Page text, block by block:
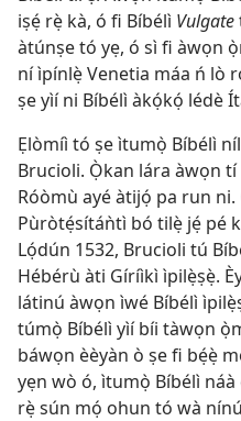
iṣẹ́ rẹ̀ kà, ó fi Bíbélì Vulgate
àtúnṣe tó yẹ, ó sì fi àwọn
ní ìpínlẹ̀ Venetia máa ń lò
ṣe yìí ni Bíbélì àkọ́kọ́ lédè
Ẹlòmíì tó ṣe ìtumọ̀ Bíbélì
Brucioli. Ọ̀kan lára àwọn
Róòmù ayé àtijọ́ pa run
Pùròtẹ́sítáǹtì bó tilẹ̀ jẹ́ pé
Lọ́dún 1532, Brucioli tú
Hébérù àti Gíríìkì ìpilẹ̀ṣẹ̀.
látinú àwọn ìwé Bíbélì
túmọ̀ Bíbélì yìí bíi tàwọn
báwọn èèyàn ò ṣe fi bẹ́ẹ̀
yẹn wò ó, ìtumọ̀ Bíbélì
rẹ̀ sún mọ́ ohun tó wà